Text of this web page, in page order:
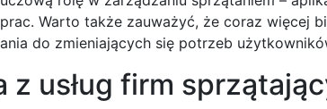
Warto także zauważyć, że coraz więcej
do zmieniających się potrzeb
usług firm